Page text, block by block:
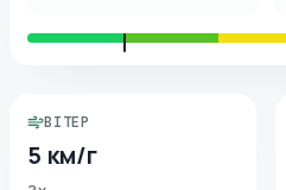
ВІТЕР
5 км/г